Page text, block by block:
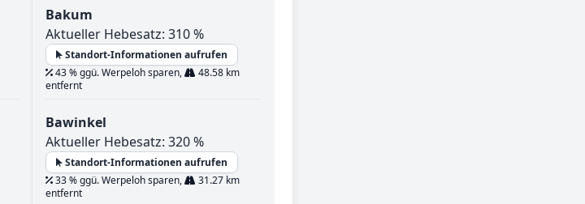
Bakum
Aktueller Hebesatz: 310 %
Standort-Informationen aufrufen
43 % ggü. Werpeloh sparen,
48.58 km
entfernt
Bawinkel
Aktueller Hebesatz: 320 %
Standort-Informationen aufrufen
33 % ggü. Werpeloh sparen,
31.27 km
entfernt